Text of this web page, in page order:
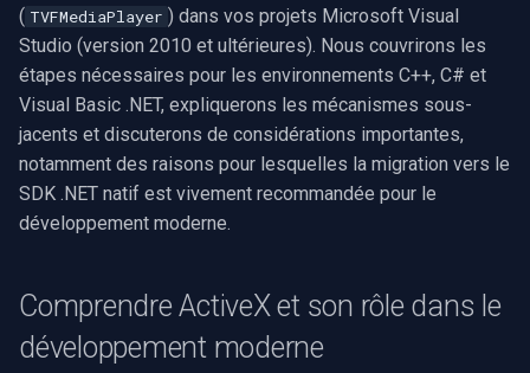
i
n
d
e
l
r
e
Effets audio
Unity
Utilisation du serveur MCP
Sources vidéo
Guides
Tutoriels vidéo
Vision par ordinateur
Traitement audio
Encodeurs vidéo
Décodeurs vidéo
Encodeurs audio
Video Edit SDK
Video Edit SDK FFmpeg
Déploiement
Configuration requise
Migration from v15
Ubiquiti
Foscam
TP-Link
SDK .NET
SDK C++
Étape 3 : ajouter le contrôle
ActiveX à la boîte à outils
Étape 4 : sélectionner le
contrôle TVFMediaPlayer
Étape 5 : ajouter le contrôle
Étape 6 : interagir avec le
contrôle (code)
Syntonisation radio FM/TV
Réglages matériels
Capture MPEG-2
Diffusion réseau (WMV)
Capture d'écran
Filtres source FFmpeg
( TVFMediaPlayer ) dans vos projets Microsoft Visual
Studio (version 2010 et ultérieures). Nous couvrirons les
étapes nécessaires pour les environnements C++, C# et
Visual Basic .NET, expliquerons les mécanismes sous-
jacents et discuterons de considérations importantes,
notamment des raisons pour lesquelles la migration vers le
SDK .NET natif est vivement recommandée pour le
développement moderne.
Comprendre ActiveX et son rôle dans le
développement moderne